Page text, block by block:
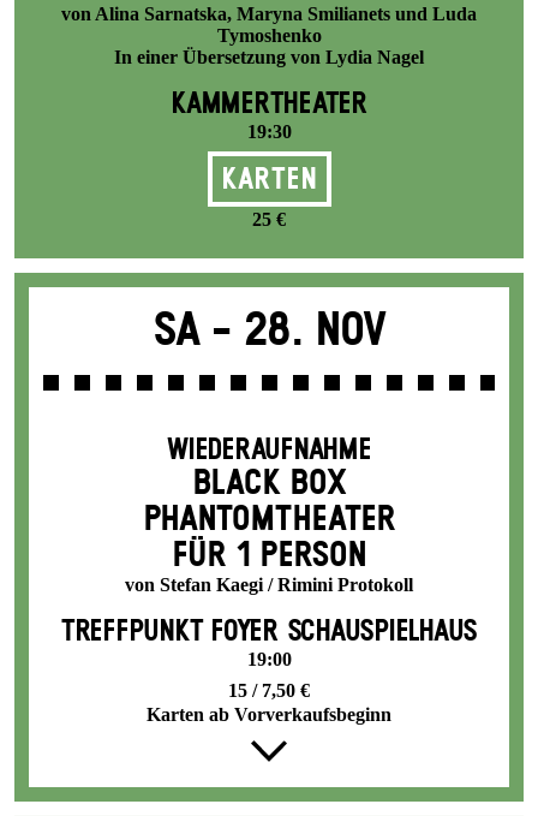
von Alina Sarnatska, Maryna Smilianets und Luda
Tymoshenko
In einer Übersetzung von Lydia Nagel
KAMMERTHEATER
19:30
Karten
25 €
Sa - 28. Nov
WIEDERAUFNAHME
BLACK BOX
PHANTOM­THEATER
FÜR 1 PERSON
von Stefan Kaegi / Rimini Protokoll
TREFFPUNKT FOYER SCHAUSPIELHAUS
19:00
15 / 7,50 €
Karten ab Vorverkaufsbeginn